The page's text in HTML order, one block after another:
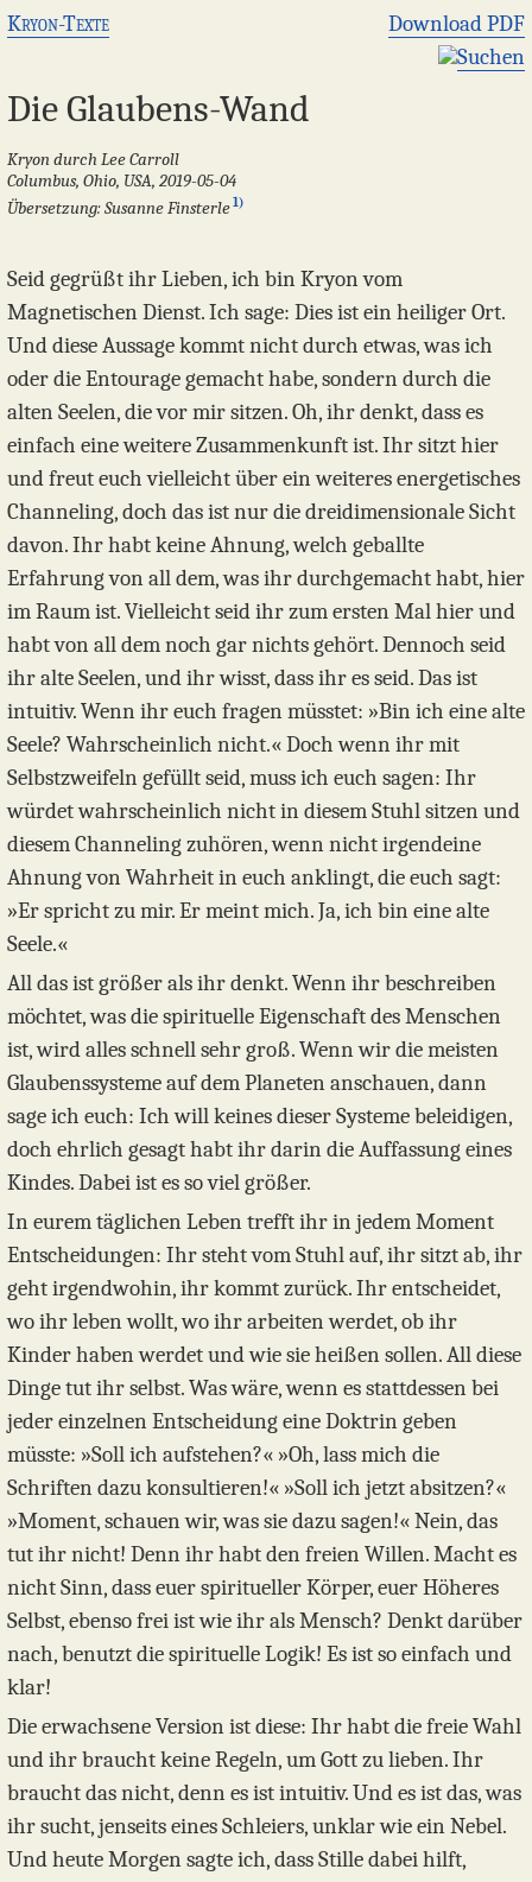
Kryon-Texte
Download PDF
Suchen
Die Glaubens-Wand
Kryon durch Lee Carroll
Columbus, Ohio, USA, 2019-05-04
Übersetzung: Susanne Finsterle1)
Seid gegrüßt ihr Lieben, ich bin Kryon vom
Magnetischen Dienst. Ich sage: Dies ist ein heiliger Ort.
Und diese Aussage kommt nicht durch etwas, was ich
oder die Entourage gemacht habe, sondern durch die
alten Seelen, die vor mir sitzen. Oh, ihr denkt, dass es
einfach eine weitere Zusammenkunft ist. Ihr sitzt hier
und freut euch vielleicht über ein weiteres energetisches
Channeling, doch das ist nur die dreidimensionale Sicht
davon. Ihr habt keine Ahnung, welch geballte
Erfahrung von all dem, was ihr durchgemacht habt, hier
im Raum ist. Vielleicht seid ihr zum ersten Mal hier und
habt von all dem noch gar nichts gehört. Dennoch seid
ihr alte Seelen, und ihr wisst, dass ihr es seid. Das ist
intuitiv. Wenn ihr euch fragen müsstet: »Bin ich eine alte
Seele? Wahrscheinlich nicht.« Doch wenn ihr mit
Selbstzweifeln gefüllt seid, muss ich euch sagen: Ihr
würdet wahrscheinlich nicht in diesem Stuhl sitzen und
diesem Channeling zuhören, wenn nicht irgendeine
Ahnung von Wahrheit in euch anklingt, die euch sagt:
»Er spricht zu mir. Er meint mich. Ja, ich bin eine alte
Seele.«
All das ist größer als ihr denkt. Wenn ihr beschreiben
möchtet, was die spirituelle Eigenschaft des Menschen
ist, wird alles schnell sehr groß. Wenn wir die meisten
Glaubenssysteme auf dem Planeten anschauen, dann
sage ich euch: Ich will keines dieser Systeme beleidigen,
doch ehrlich gesagt habt ihr darin die Auffassung eines
Kindes. Dabei ist es so viel größer.
In eurem täglichen Leben trefft ihr in jedem Moment
Entscheidungen: Ihr steht vom Stuhl auf, ihr sitzt ab, ihr
geht irgendwohin, ihr kommt zurück. Ihr entscheidet,
wo ihr leben wollt, wo ihr arbeiten werdet, ob ihr
Kinder haben werdet und wie sie heißen sollen. All diese
Dinge tut ihr selbst. Was wäre, wenn es stattdessen bei
jeder einzelnen Entscheidung eine Doktrin geben
müsste: »Soll ich aufstehen?« »Oh, lass mich die
Schriften dazu konsultieren!« »Soll ich jetzt absitzen?«
»Moment, schauen wir, was sie dazu sagen!« Nein, das
tut ihr nicht! Denn ihr habt den freien Willen. Macht es
nicht Sinn, dass euer spiritueller Körper, euer Höheres
Selbst, ebenso frei ist wie ihr als Mensch? Denkt darüber
nach, benutzt die spirituelle Logik! Es ist so einfach und
klar!
Die erwachsene Version ist diese: Ihr habt die freie Wahl
und ihr braucht keine Regeln, um Gott zu lieben. Ihr
braucht das nicht, denn es ist intuitiv. Und es ist das, was
ihr sucht, jenseits eines Schleiers, unklar wie ein Nebel.
Und heute Morgen sagte ich, dass Stille dabei hilft,